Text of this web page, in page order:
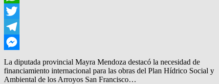
WhatsApp
Twitter
Telegram
Messenger
La diputada provincial Mayra Mendoza destacó la necesidad de
financiamiento internacional para las obras del Plan Hídrico Social y
Ambiental de los Arroyos San Francisco…